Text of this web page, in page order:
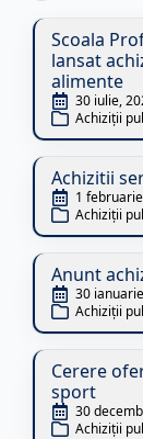
Scoala
lansat
alimente
30 iulie,
Achiziții
Achizitii
1
Achiziții
Anunt
30
Achiziții
Cerere
sport
30
Achiziții